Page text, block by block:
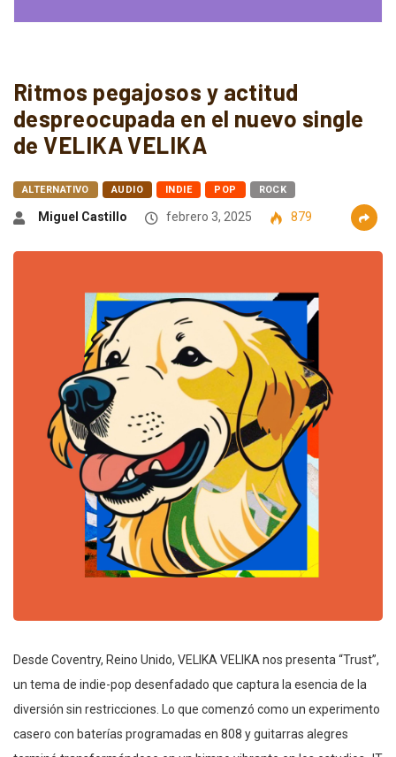
Ritmos pegajosos y actitud
despreocupada en el nuevo single
de VELIKA VELIKA
ALTERNATIVO AUDIO INDIE POP ROCK
Miguel Castillo febrero 3, 2025 879
Desde Coventry, Reino Unido, VELIKA VELIKA nos presenta “Trust”,
un tema de indie-pop desenfadado que captura la esencia de la
diversión sin restricciones. Lo que comenzó como un experimento
casero con baterías programadas en 808 y guitarras alegres